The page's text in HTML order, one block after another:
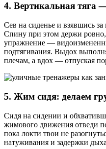
4. Вертикальная тяга
Сев на сиденье и взявшись
Спину при этом держи
упражнение —
подтягивания. Выдох
плечам, а вдох — отпуская
5. Жим сидя: делаем
Сидя на сидении и
жимового движения отведи
пока локти твои не
натуживания и задержки